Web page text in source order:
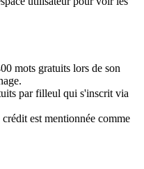
mots gratuits lors de son
par filleul qui s'inscrit via
est mentionnée comme